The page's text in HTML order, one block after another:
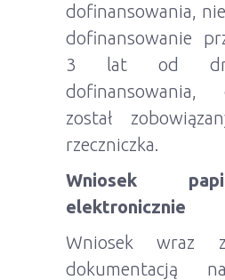
dofinansowania,
dofinansowanie
3 lat od
został
rzeczniczka.
Wniosek
elektronicznie
Wniosek wraz
dokumentacją